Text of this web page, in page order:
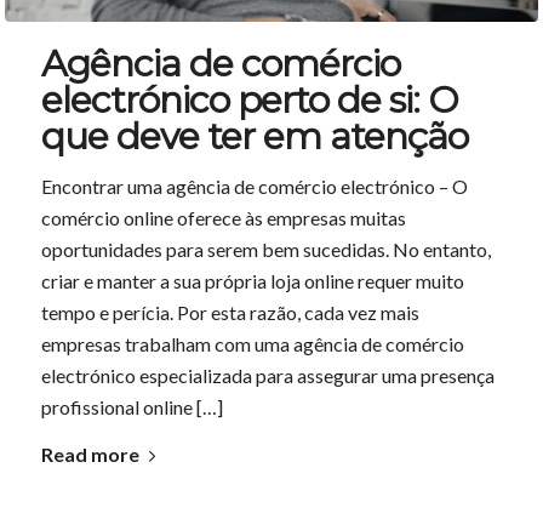
Agência de comércio
electrónico perto de si: O
que deve ter em atenção
Encontrar uma agência de comércio electrónico – O
comércio online oferece às empresas muitas
oportunidades para serem bem sucedidas. No entanto,
criar e manter a sua própria loja online requer muito
tempo e perícia. Por esta razão, cada vez mais
empresas trabalham com uma agência de comércio
electrónico especializada para assegurar uma presença
profissional online […]
Read more